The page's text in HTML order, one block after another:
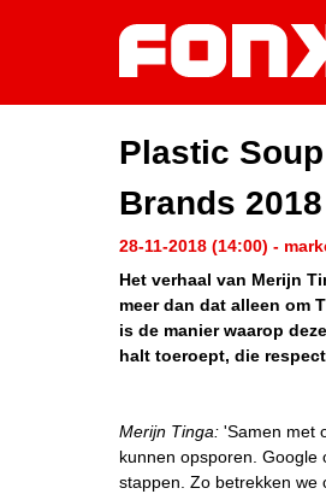
Plastic
Brands 2018
28-11-2018 (14:00) -
Het verhaal van Merijn
meer dan dat alleen om
is de manier waarop
halt toeroept, die
Merijn Tinga: 'Samen met
kunnen opsporen. Google
stappen. Zo betrekken we